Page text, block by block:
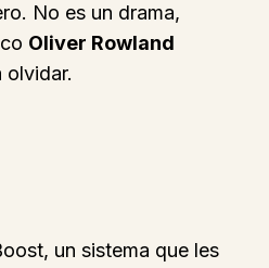
No es un drama,
Oliver Rowland
olvidar.
un sistema que les